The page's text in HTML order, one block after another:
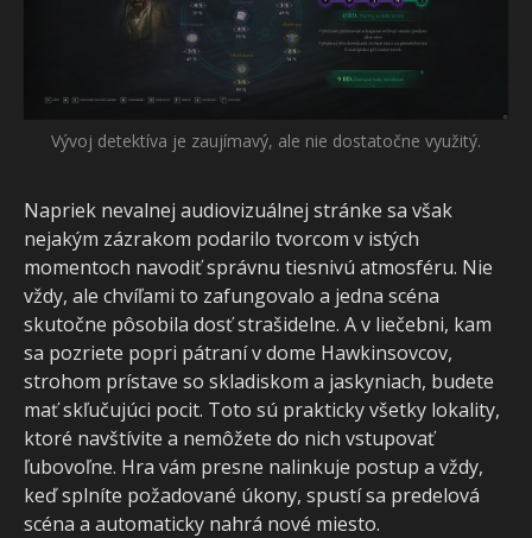
Vývoj detektíva je zaujímavý, ale nie dostatočne využitý.
Napriek nevalnej audiovizuálnej stránke sa však
nejakým zázrakom podarilo tvorcom v istých
momentoch navodiť správnu tiesnivú atmosféru. Nie
vždy, ale chvíľami to zafungovalo a jedna scéna
skutočne pôsobila dosť strašidelne. A v liečebni, kam
sa pozriete popri pátraní v dome Hawkinsovcov,
strohom prístave so skladiskom a jaskyniach, budete
mať skľučujúci pocit. Toto sú prakticky všetky lokality,
ktoré navštívite a nemôžete do nich vstupovať
ľubovoľne. Hra vám presne nalinkuje postup a vždy,
keď splníte požadované úkony, spustí sa predelová
scéna a automaticky nahrá nové miesto.